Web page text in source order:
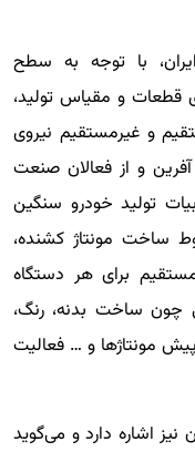
با توجه به سطح
قطعات و مقیاس تولید،
و غیرمستقیم نیروی
آفرین و از فعالان صنعت
تولید خودرو سنگین
ساخت مونتاژ کشنده،
نفر به‌صورت مستقیم برای هر دستگاه
ساخت بدنه، رنگ‌،
مونتاژها و … فعالیت
اشاره دارد و می‌گوید